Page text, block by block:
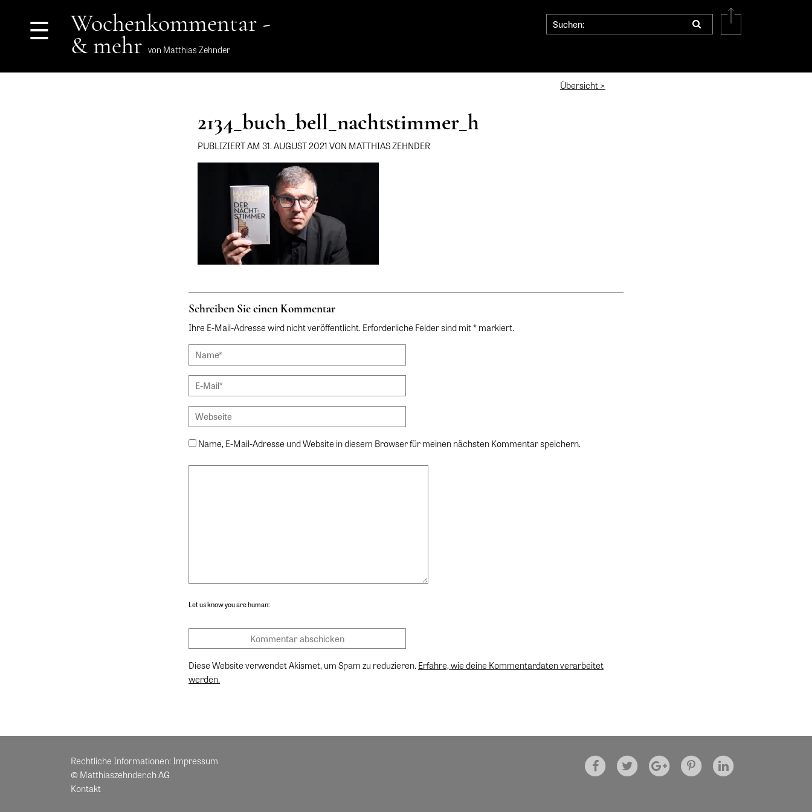
☰ Wochenkommentar -
& mehr von Matthias Zehnder
Übersicht >
2134_buch_bell_nachtstimmer_h
PUBLIZIERT AM 31. AUGUST 2021 VON MATTHIAS ZEHNDER
Schreiben Sie einen Kommentar
Ihre E-Mail-Adresse wird nicht veröffentlicht. Erforderliche Felder sind mit * markiert.
Name, E-Mail-Adresse und Website in diesem Browser für meinen nächsten Kommentar speichern.
Let us know you are human:
Diese Website verwendet Akismet, um Spam zu reduzieren. Erfahre, wie deine Kommentardaten verarbeitet
werden.
Rechtliche Informationen: Impressum
© Matthiaszehnder.ch AG
Kontakt